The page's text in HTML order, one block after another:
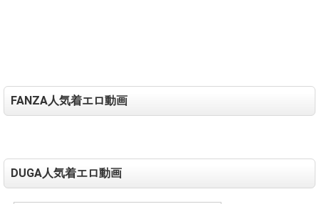
FANZA人気着エロ動画
DUGA人気着エロ動画